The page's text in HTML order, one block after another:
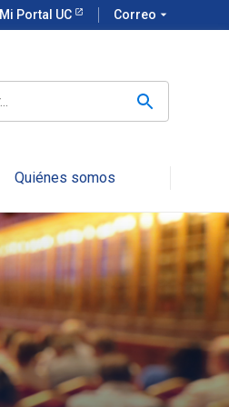
Mi Portal UC Correo arrow_drop_down
Quiénes somos